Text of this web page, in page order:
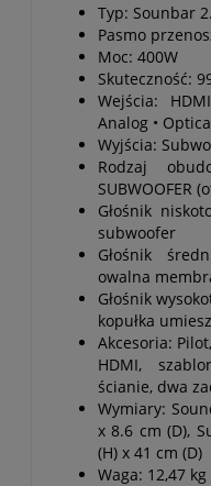
Typ: Sounbar
Pasmo
Moc: 400W
Skuteczność:
Wejścia:
Analog •
Wyjścia:
Rodzaj
SUBWOOFER
Głośnik
subwoofer
Głośnik
owalna
Głośnik
kopułka
Akcesoria:
HDMI,
ścianie, dwa
Wymiary:
x 8.6 cm (D),
(H) x 41 cm (D)
Waga: 12,47 kg